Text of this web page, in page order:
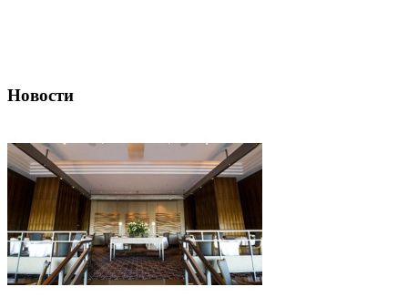
Новости